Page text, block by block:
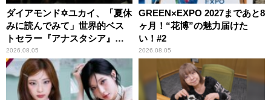
ダイアモンド✡ユカイ、「夏休
みに読んでみて」世界的ベス
トセラー『アナスタシア』を
紹介
2026.08.05
GREEN×EXPO 2027まであと8
ヶ月！“花博”の魅力届けた
い！#2
2026.08.05